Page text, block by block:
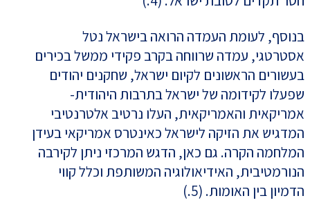
בנוסף, לעומת העמדה הרואה בישראל נטל
אסטרטגי, עמדה שרווחה בקרב פקידי ממשל בכירים
בעשורים הראשונים לקיום ישראל, שחקנים יהודים
שפעלו לקידומה של ישראל בתרבות היהודית-
אמריקאית והאמריקאית, העלו נרטיב אלטרנטיבי
המדגיש את הזיקה לישראל כאינטרס אמריקאי בעידן
המלחמה הקרה. גם כאן, הדגש המרכזי ניתן לקירבה
הנורמטיבית, האידיאולוגיה המשותפת וכלל קווי
הדמיון בין האומות. (5.)